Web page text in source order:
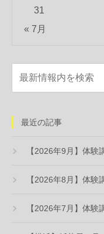
31
« 7月
最近の記事
【2026年9月】体験
【2026年8月】体験
【2026年7月】体験